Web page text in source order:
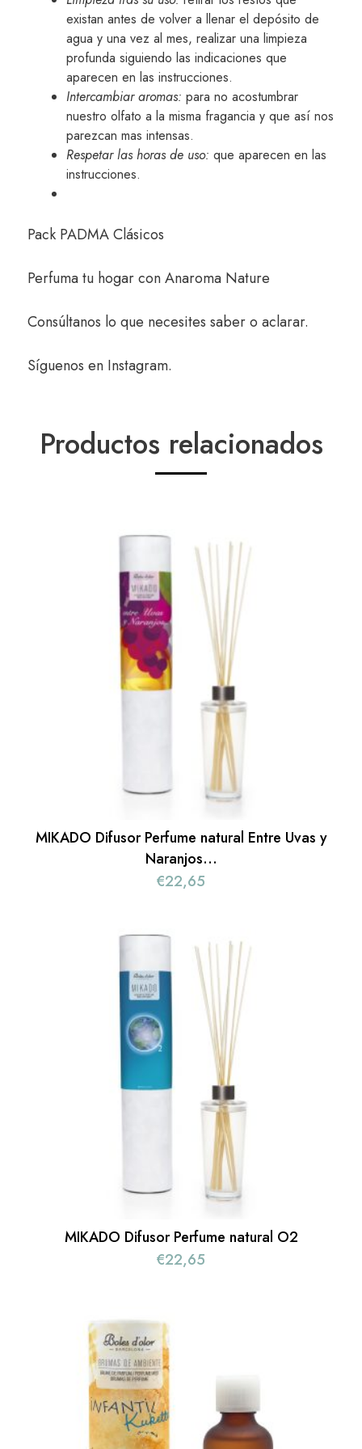
existan antes de volver a llenar el depósito de
agua y una vez al mes, realizar una limpieza
profunda siguiendo las indicaciones que
aparecen en las instrucciones.
Intercambiar aromas: para no acostumbrar
nuestro olfato a la misma fragancia y que así nos
parezcan mas intensas.
Respetar las horas de uso: que aparecen en las
instrucciones.
Pack PADMA Clásicos
Perfuma tu hogar conAnaroma Nature
Consúltanos lo que necesites saber o aclarar.
Síguenos en Instagram.
Productos relacionados
MIKADO Difusor Perfume natural Entre Uvas y
Naranjos…
€22,65
MIKADO Difusor Perfume natural O2
€22,65